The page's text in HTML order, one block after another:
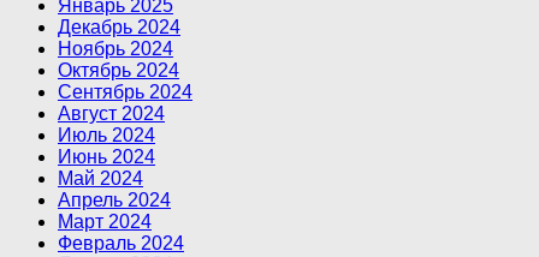
Январь 2025
Декабрь 2024
Ноябрь 2024
Октябрь 2024
Сентябрь 2024
Август 2024
Июль 2024
Июнь 2024
Май 2024
Апрель 2024
Март 2024
Февраль 2024